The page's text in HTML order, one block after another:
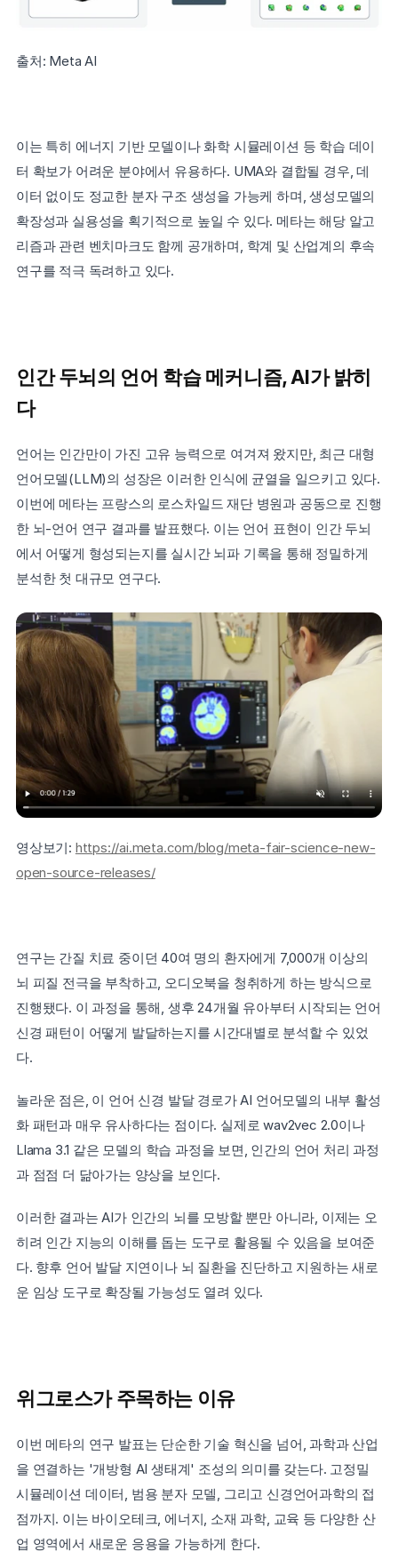
출처: Meta AI
이는 특히 에너지 기반 모델이나 화학 시뮬레이션 등 학습 데이
터 확보가 어려운 분야에서 유용하다. UMA와 결합될 경우, 데
이터 없이도 정교한 분자 구조 생성을 가능케 하며, 생성모델의
확장성과 실용성을 획기적으로 높일 수 있다. 메타는 해당 알고
리즘과 관련 벤치마크도 함께 공개하며, 학계 및 산업계의 후속
연구를 적극 독려하고 있다.
인간 두뇌의 언어 학습 메커니즘, AI가 밝히
다
언어는 인간만이 가진 고유 능력으로 여겨져 왔지만, 최근 대형
언어모델(LLM)의 성장은 이러한 인식에 균열을 일으키고 있다.
이번에 메타는 프랑스의 로스차일드 재단 병원과 공동으로 진행
한 뇌-언어 연구 결과를 발표했다. 이는 언어 표현이 인간 두뇌
에서 어떻게 형성되는지를 실시간 뇌파 기록을 통해 정밀하게
분석한 첫 대규모 연구다.
영상보기: https://ai.meta.com/blog/meta-fair-science-new-
open-source-releases/
연구는 간질 치료 중이던 40여 명의 환자에게 7,000개 이상의
뇌 피질 전극을 부착하고, 오디오북을 청취하게 하는 방식으로
진행됐다. 이 과정을 통해, 생후 24개월 유아부터 시작되는 언어
신경 패턴이 어떻게 발달하는지를 시간대별로 분석할 수 있었
다.
놀라운 점은, 이 언어 신경 발달 경로가 AI 언어모델의 내부 활성
화 패턴과 매우 유사하다는 점이다. 실제로 wav2vec 2.0이나
Llama 3.1 같은 모델의 학습 과정을 보면, 인간의 언어 처리 과정
과 점점 더 닮아가는 양상을 보인다.
이러한 결과는 AI가 인간의 뇌를 모방할 뿐만 아니라, 이제는 오
히려 인간 지능의 이해를 돕는 도구로 활용될 수 있음을 보여준
다. 향후 언어 발달 지연이나 뇌 질환을 진단하고 지원하는 새로
운 임상 도구로 확장될 가능성도 열려 있다.
위그로스가 주목하는 이유
이번 메타의 연구 발표는 단순한 기술 혁신을 넘어, 과학과 산업
을 연결하는 '개방형 AI 생태계' 조성의 의미를 갖는다. 고정밀
시뮬레이션 데이터, 범용 분자 모델, 그리고 신경언어과학의 접
점까지. 이는 바이오테크, 에너지, 소재 과학, 교육 등 다양한 산
업 영역에서 새로운 응용을 가능하게 한다.